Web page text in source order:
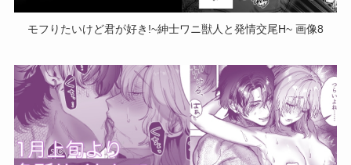
モフりたいけど君が好き!~紳士ワニ獣人と発情交尾H~ 画像8